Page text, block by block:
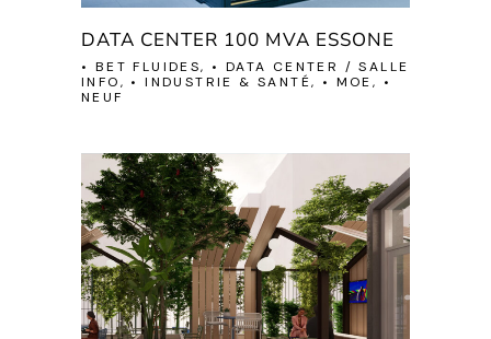
DATA CENTER 100 MVA ESSONE
• BET FLUIDES, • DATA CENTER / SALLE
INFO, • INDUSTRIE & SANTÉ, • MOE, •
NEUF